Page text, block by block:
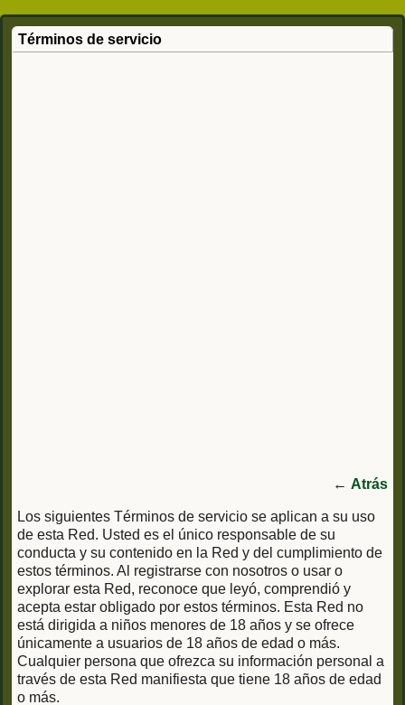
Términos de servicio
← Atrás
Los siguientes Términos de servicio se aplican a su uso
de esta Red. Usted es el único responsable de su
conducta y su contenido en la Red y del cumplimiento de
estos términos. Al registrarse con nosotros o usar o
explorar esta Red, reconoce que leyó, comprendió y
acepta estar obligado por estos términos. Esta Red no
está dirigida a niños menores de 18 años y se ofrece
únicamente a usuarios de 18 años de edad o más.
Cualquier persona que ofrezca su información personal a
través de esta Red manifiesta que tiene 18 años de edad
o más.